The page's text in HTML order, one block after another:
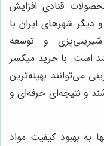
قنادی افزایش
دیگر شهرهای ایران با
و توسعه
است. با خرید میکسر
می‌توانند بهینه‌ترین
و نتیجه‌ای حرفه‌ای و
به بهبود کیفیت مواد